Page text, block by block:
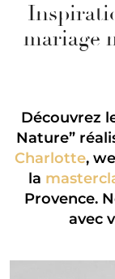
mariage
Découvrez
Nature”
Charlotte,
la
Provence.
avec